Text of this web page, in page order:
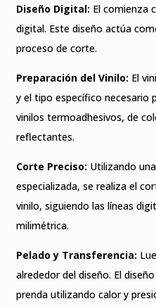
Diseño Digital: El comienza
digital. Este diseño actúa
proceso de corte.
Preparación del Vinilo: El
y el tipo específico necesario
vinilos termoadhesivos, de
reflectantes.
Corte Preciso: Utilizando
especializada, se realiza el
vinilo, siguiendo las líneas
milimétrica.
Pelado y Transferencia:
alrededor del diseño. El
prenda utilizando calor y